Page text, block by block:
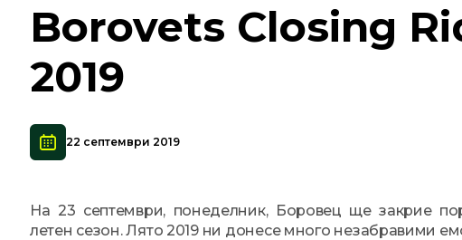
Borovets Closing
2019
22 септември 2019
На 23 септември, понеделник, Боровец ще закрие
летен сезон. Лято 2019 ни донесе много незабравими